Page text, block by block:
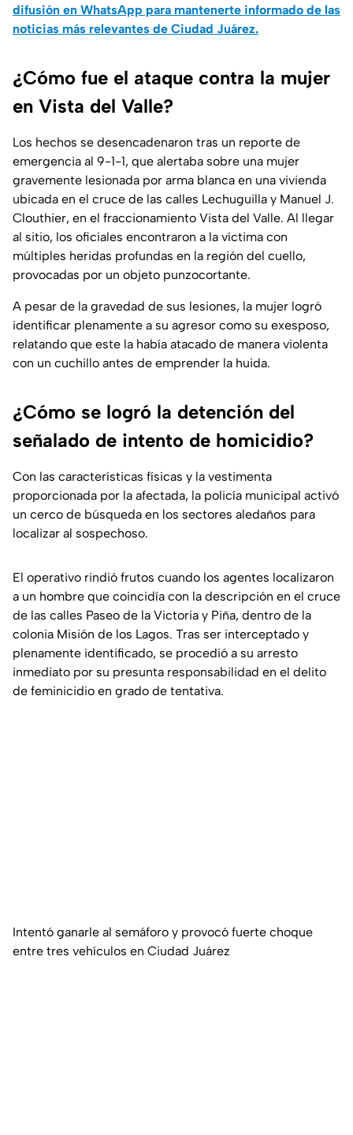
difusión en WhatsApp para mantenerte informado de las
noticias más relevantes de Ciudad Juárez.
¿Cómo fue el ataque contra la mujer
en Vista del Valle?
Los hechos se desencadenaron tras un reporte de
emergencia al 9-1-1, que alertaba sobre una mujer
gravemente lesionada por arma blanca en una vivienda
ubicada en el cruce de las calles Lechuguilla y Manuel J.
Clouthier, en el fraccionamiento Vista del Valle. Al llegar
al sitio, los oficiales encontraron a la víctima con
múltiples heridas profundas en la región del cuello,
provocadas por un objeto punzocortante.
A pesar de la gravedad de sus lesiones, la mujer logró
identificar plenamente a su agresor como su exesposo,
relatando que este la había atacado de manera violenta
con un cuchillo antes de emprender la huida.
¿Cómo se logró la detención del
señalado de intento de homicidio?
Con las características físicas y la vestimenta
proporcionada por la afectada, la policía municipal activó
un cerco de búsqueda en los sectores aledaños para
localizar al sospechoso.
El operativo rindió frutos cuando los agentes localizaron
a un hombre que coincidía con la descripción en el cruce
de las calles Paseo de la Victoria y Piña, dentro de la
colonia Misión de los Lagos. Tras ser interceptado y
plenamente identificado, se procedió a su arresto
inmediato por su presunta responsabilidad en el delito
de feminicidio en grado de tentativa.
Intentó ganarle al semáforo y provocó fuerte choque
entre tres vehículos en Ciudad Juárez